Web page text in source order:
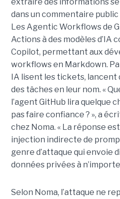
dans un commentaire public
Les Agentic Workflows de
Actions à des modèles d’IA
Copilot, permettant aux
workflows en Markdown.
IA lisent les tickets,
des tâches en leur nom. «
l’agent GitHub lira quelque
pas faire confiance ? », a
chez Noma. « La réponse
injection indirecte de
genre d’attaque qui envoie
données privées à
Selon Noma, l’attaque ne